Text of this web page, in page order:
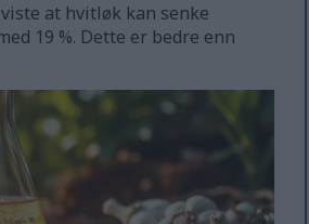
at hvitløk kan senke
19 %. Dette er bedre enn